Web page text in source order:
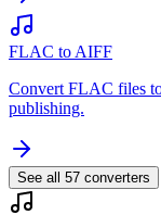
FLAC to AIFF
Convert FLAC files
publishing.
See all 57 converters